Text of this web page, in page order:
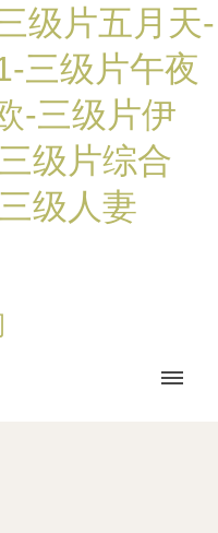
级片五月天-
三级片午夜
-三级片伊
级片综合
级人妻